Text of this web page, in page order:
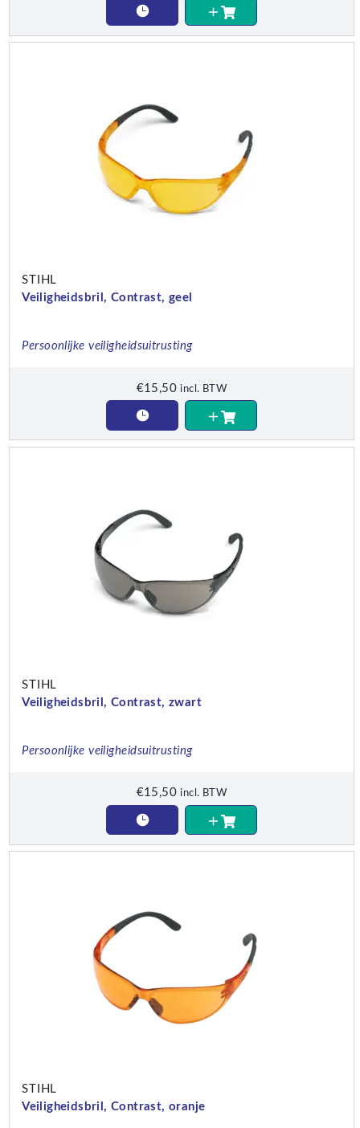
STIHL
Veiligheidsbril, Contrast, geel
Persoonlijke veiligheidsuitrusting
€15,50 incl. BTW
STIHL
Veiligheidsbril, Contrast, zwart
Persoonlijke veiligheidsuitrusting
€15,50 incl. BTW
STIHL
Veiligheidsbril, Contrast, oranje